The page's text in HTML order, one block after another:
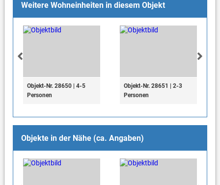
Weitere Wohneinheiten in diesem Objekt
Objekt-Nr. 28650 | 4-5
Personen
Objekt-Nr. 28651 | 2-3
Personen
Objekte in der Nähe (ca. Angaben)